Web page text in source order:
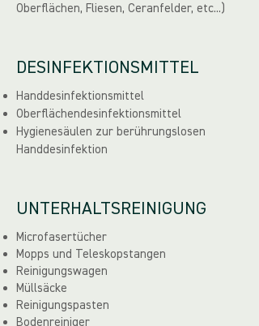
Oberflächen, Fliesen, Ceranfelder, etc...)
DESINFEKTIONSMITTEL
Handdesinfektionsmittel
Oberflächendesinfektionsmittel
Hygienesäulen zur berührungslosen
Handdesinfektion
UNTERHALTSREINIGUNG
Microfasertücher
Mopps und Teleskopstangen
Reinigungswagen
Müllsäcke
Reinigungspasten
Bodenreiniger